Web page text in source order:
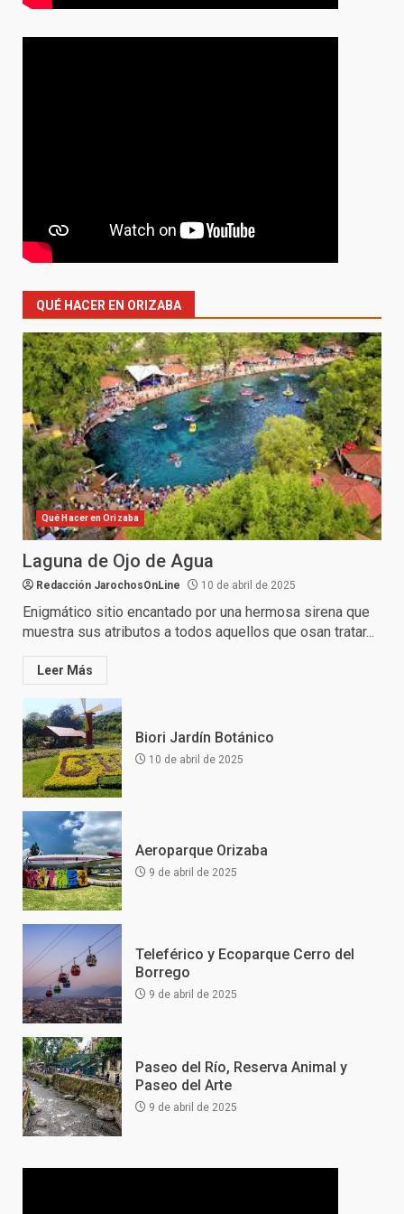
QUÉ HACER EN ORIZABA
Qué Hacer en Orizaba
Laguna de Ojo de Agua
Redacción JarochosOnLine 10 de abril de 2025
Enigmático sitio encantado por una hermosa sirena que
muestra sus atributos a todos aquellos que osan tratar...
Leer Más
Biori Jardín Botánico
10 de abril de 2025
Aeroparque Orizaba
9 de abril de 2025
Teleférico y Ecoparque Cerro del
Borrego
9 de abril de 2025
Paseo del Río, Reserva Animal y
Paseo del Arte
9 de abril de 2025